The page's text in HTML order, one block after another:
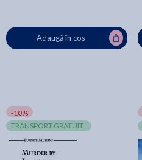
Adaugă în coș
-10%
TRANSPORT GRATUIT